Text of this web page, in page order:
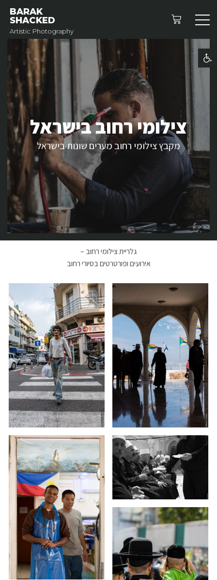
BARAK
SHACKED
Artistic Photography
צילומי רחוב בישראל
מקבץ צילומי רחוב מערים שונות בישראל
גלריית צילומי רחוב –
אירועים ופורטרטים בסיורי רחוב
פתח סרגל נגישות